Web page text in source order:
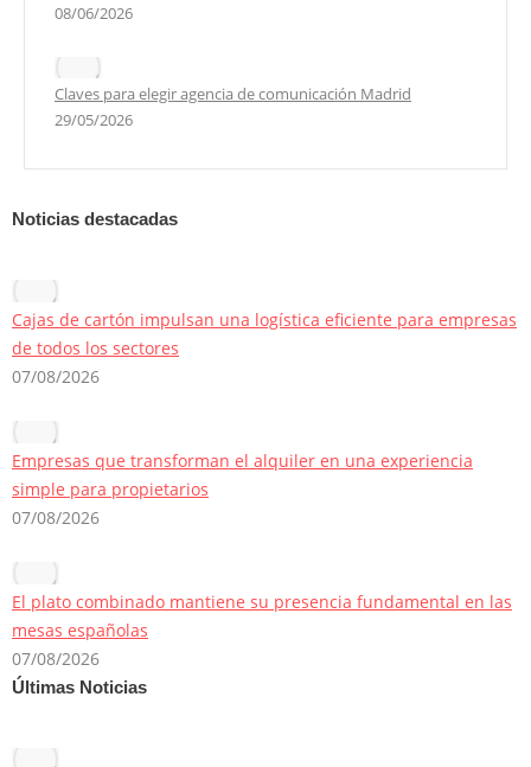
08/06/2026
Claves para elegir agencia de comunicación Madrid
29/05/2026
Noticias destacadas
Cajas de cartón impulsan una logística eficiente para empresas
de todos los sectores
07/08/2026
Empresas que transforman el alquiler en una experiencia
simple para propietarios
07/08/2026
El plato combinado mantiene su presencia fundamental en las
mesas españolas
07/08/2026
Últimas Noticias